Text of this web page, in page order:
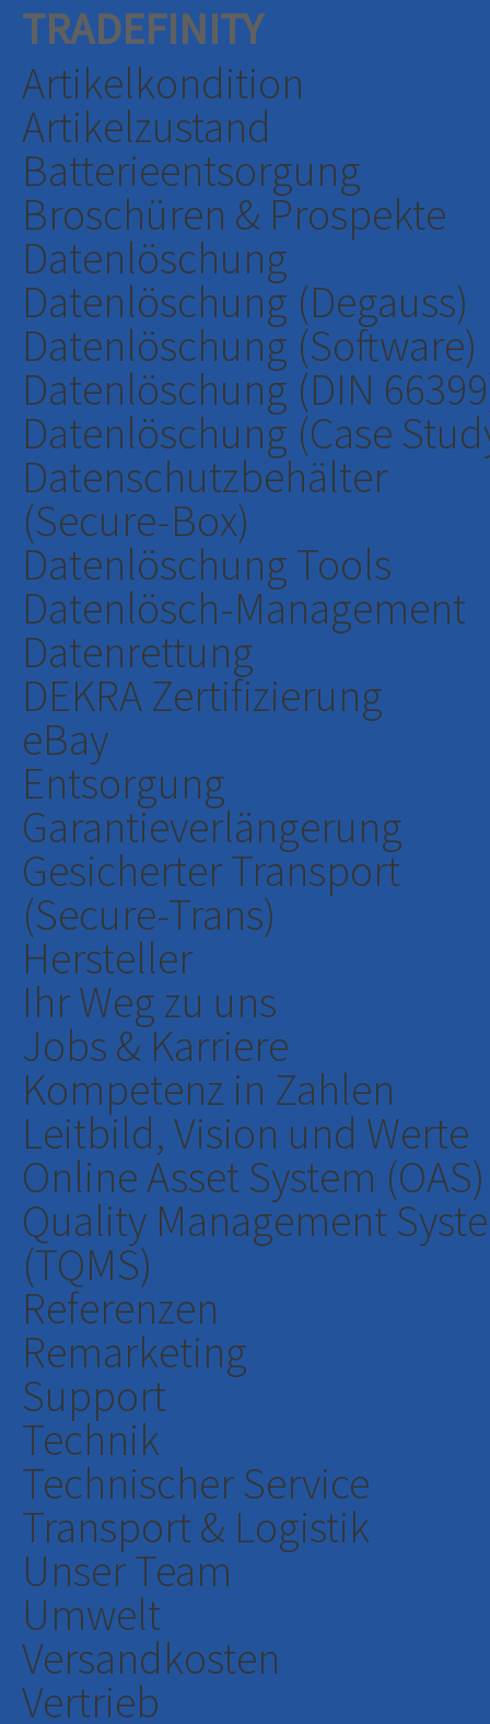
TRADEFINITY
Artikelkondition
Artikelzustand
Batterieentsorgung
Broschüren & Prospekte
Datenlöschung
Datenlöschung (Degauss)
Datenlöschung (Software)
Datenlöschung (DIN
Datenlöschung (Case
Datenschutzbehälter
(Secure-Box)
Datenlöschung Tools
Datenlösch-Management
Datenrettung
DEKRA Zertifizierung
eBay
Entsorgung
Garantieverlängerung
Gesicherter Transport
(Secure-Trans)
Hersteller
Ihr Weg zu uns
Jobs & Karriere
Kompetenz in Zahlen
Leitbild, Vision und Werte
Online Asset System (OAS)
Quality Management
(TQMS)
Referenzen
Remarketing
Support
Technik
Technischer Service
Transport & Logistik
Unser Team
Umwelt
Versandkosten
Vertrieb